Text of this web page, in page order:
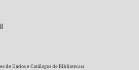
de Dados e Catálogos de Bibliotecas: